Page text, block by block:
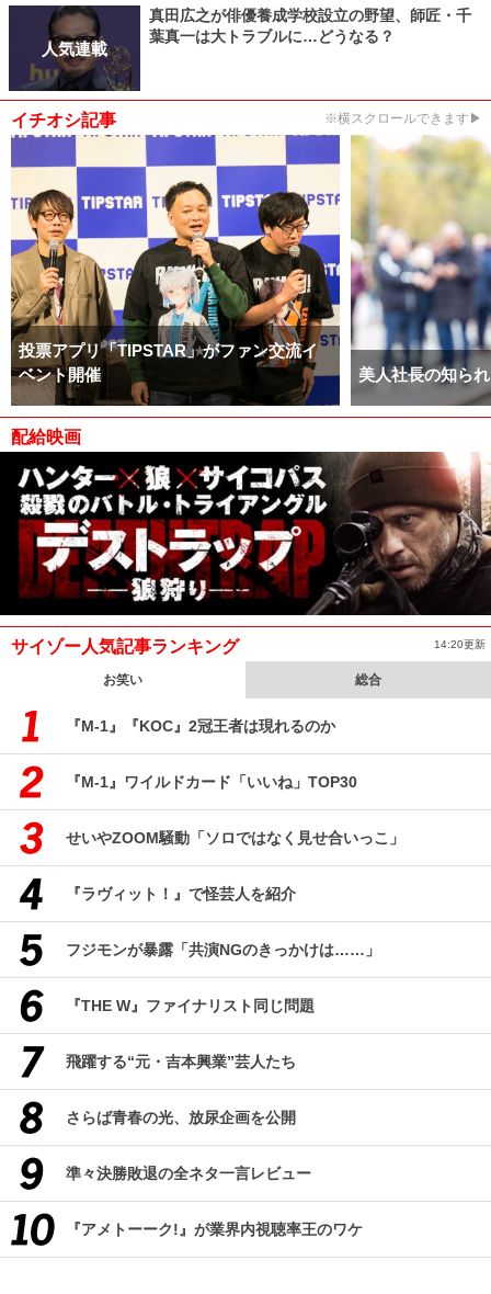
人気連載
真田広之が俳優養成学校設立の野望、師匠・千
葉真一は大トラブルに…どうなる？
イチオシ記事 ※横スクロールできます▶
投票アプリ「TIPSTAR」がファン交流イ
ベント開催
美人社長の知ら
配給映画
サイゾー人気記事ランキング 14:20更新
お笑い 総合
『M-1』『KOC』2冠王者は現れるのか
『M-1』ワイルドカード「いいね」TOP30
せいやZOOM騒動「ソロではなく見せ合いっこ」
『ラヴィット！』で怪芸人を紹介
フジモンが暴露「共演NGのきっかけは……」
『THE W』ファイナリスト同じ問題
飛躍する“元・吉本興業”芸人たち
さらば青春の光、放尿企画を公開
準々決勝敗退の全ネタ一言レビュー
『アメトーーク!』が業界内視聴率王のワケ